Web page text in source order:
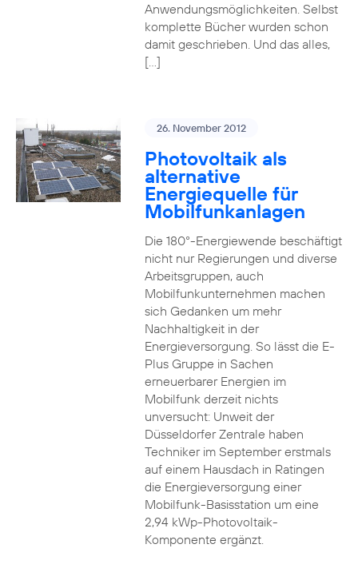
Anwendungsmöglichkeiten. Selbst
komplette Bücher wurden schon
damit geschrieben. Und das alles,
[…]
26. November 2012
Photovoltaik als
alternative
Energiequelle für
Mobilfunkanlagen
Die 180°-Energiewende beschäftigt
nicht nur Regierungen und diverse
Arbeitsgruppen, auch
Mobilfunkunternehmen machen
sich Gedanken um mehr
Nachhaltigkeit in der
Energieversorgung. So lässt die E-
Plus Gruppe in Sachen
erneuerbarer Energien im
Mobilfunk derzeit nichts
unversucht: Unweit der
Düsseldorfer Zentrale haben
Techniker im September erstmals
auf einem Hausdach in Ratingen
die Energieversorgung einer
Mobilfunk-Basisstation um eine
2,94 kWp-Photovoltaik-
Komponente ergänzt.